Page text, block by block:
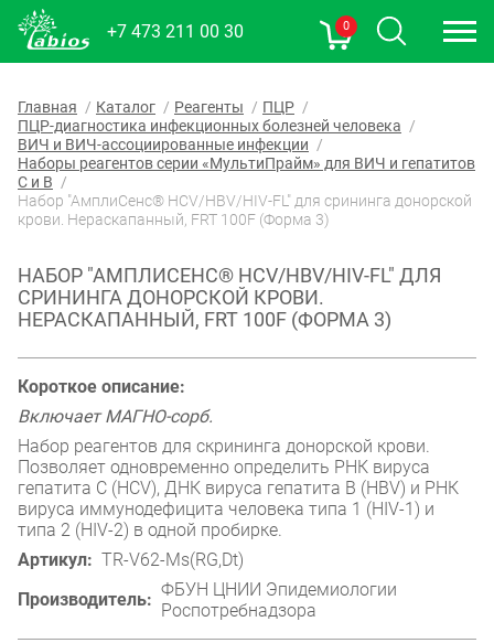
+7 473 211 00 30 0
Главная Каталог Реагенты
ПЦР
ПЦР-диагностика инфекционных болезней человека
ВИЧ и ВИЧ-ассоциированные инфекции
Наборы реагентов серии «МультиПрайм» для ВИЧ и гепатитов
С и В
Набор "АмплиСенс® HCV/HBV/HIV-FL" для срининга донорской
крови. Нераскапанный, FRT 100F (Форма 3)
НАБОР "АМПЛИСЕНС® HCV/HBV/HIV-FL" ДЛЯ
СРИНИНГА ДОНОРСКОЙ КРОВИ.
НЕРАСКАПАННЫЙ, FRT 100F (ФОРМА 3)
Короткое описание:
Включает МАГНО-сорб.
Набор реагентов для скрининга донорской крови.
Позволяет одновременно определить РНК вируса
гепатита С (HCV), ДНК вируса гепатита B (HBV) и РНК
вируса иммунодефицита человека типа 1 (HIV-1) и
типа 2 (HIV-2) в одной пробирке.
Артикул: TR-V62-Ms(RG,Dt)
Производитель: ФБУН ЦНИИ Эпидемиологии
Роспотребнадзора